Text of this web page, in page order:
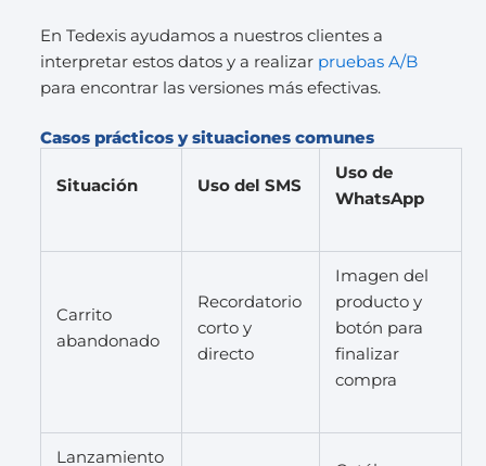
En Tedexis ayudamos a nuestros clientes a
interpretar estos datos y a realizar pruebas A/B
para encontrar las versiones más efectivas.
Casos prácticos y situaciones comunes
Situación Uso del SMS
Uso de
WhatsApp
Carrito
abandonado
Recordatorio
corto y
directo
Imagen del
producto y
botón para
finalizar
compra
Lanzamiento